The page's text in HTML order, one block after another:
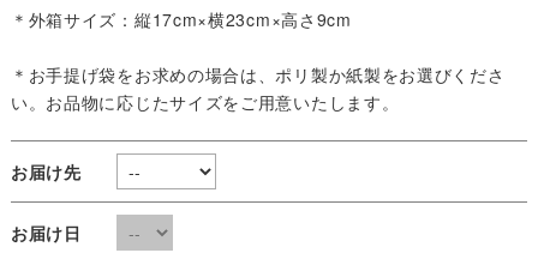
＊外箱サイズ：縦17cm×横23cm×高さ9cm
＊お手提げ袋をお求めの場合は、ポリ製か紙製をお選びくださ
い。お品物に応じたサイズをご用意いたします。
お届け先
お届け日